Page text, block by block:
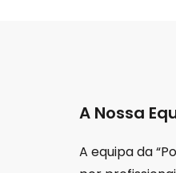
A Nossa
A equipa da